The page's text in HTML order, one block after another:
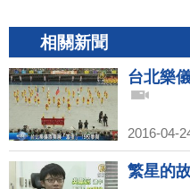
相關新聞
台北樂
2016-04-
繁星的